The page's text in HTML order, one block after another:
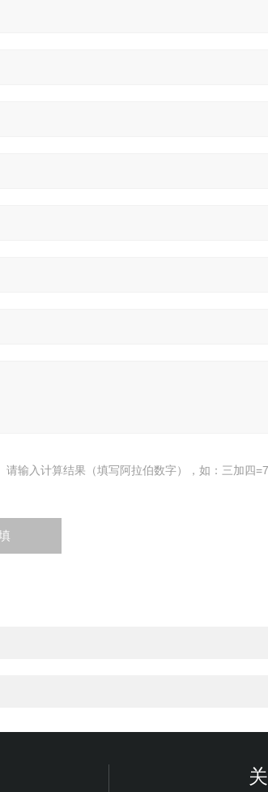
请输入计算结果（填写阿拉伯数字），如：三加四=7